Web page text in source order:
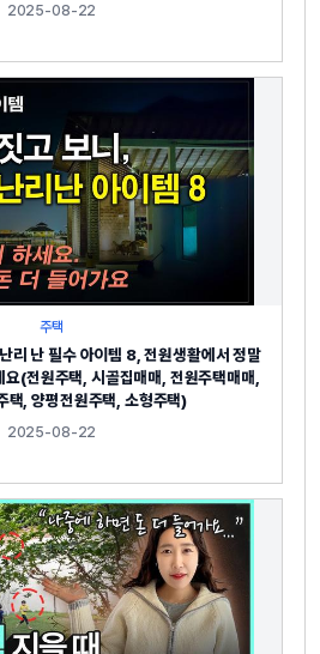
2025-08-22
주택
리 난 필수 아이템 8, 전원생활에서 정말
(전원주택, 시골집매매, 전원주택매매,
택, 양평전원주택, 소형주택)
2025-08-22